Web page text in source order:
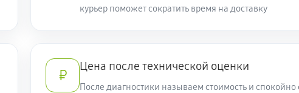
курьер поможет сократить время на доставку
₽
Цена после технической оценки
После диагностики называем стоимость и